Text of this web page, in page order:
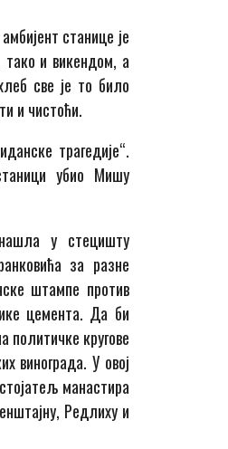
станице је
и викендом, а
све је то било
и чистоћи.
трагедије“.
убио Мишу
у стецишту
за разне
штампе против
цемента. Да би
политичке кругове
винограда. У овој
манастира
Редлиху и